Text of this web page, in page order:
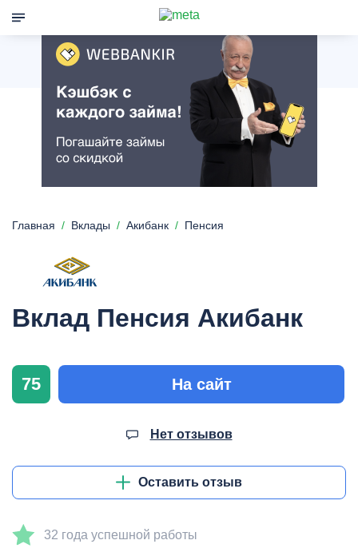
Главная Вклады Акибанк Пенсия
Вклад Пенсия Акибанк
75 На сайт
Нет отзывов
Оставить отзыв
32 года успешной работы